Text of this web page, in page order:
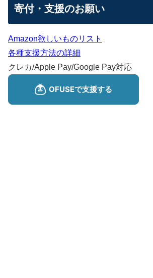
寄付・支援のお願い
Amazon欲しいものリスト
各種支援方法の詳細
クレカ/Apple Pay/Google Pay対応